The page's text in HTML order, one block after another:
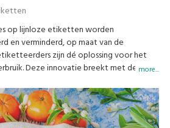
op lijnloze etiketten worden
en verminderd, op maat van de
zijn dé oplossing voor het
Deze innovatie breekt met de more...